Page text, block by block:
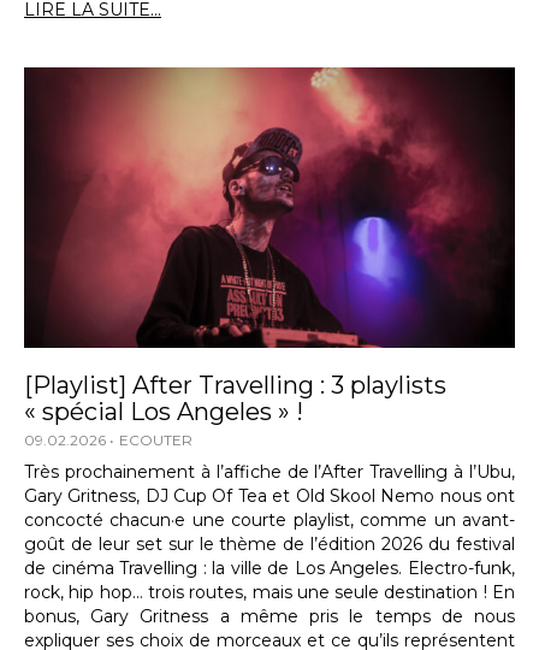
LIRE LA SUITE...
[Playlist] After Travelling : 3 playlists
« spécial Los Angeles » !
09.02.2026 ECOUTER
Très prochainement à l’affiche de l’After Travelling à l’Ubu,
Gary Gritness, DJ Cup Of Tea et Old Skool Nemo nous ont
concocté chacun·e une courte playlist, comme un avant-
goût de leur set sur le thème de l’édition 2026 du festival
de cinéma Travelling : la ville de Los Angeles. Electro-funk,
rock, hip hop… trois routes, mais une seule destination ! En
bonus, Gary Gritness a même pris le temps de nous
expliquer ses choix de morceaux et ce qu’ils représentent